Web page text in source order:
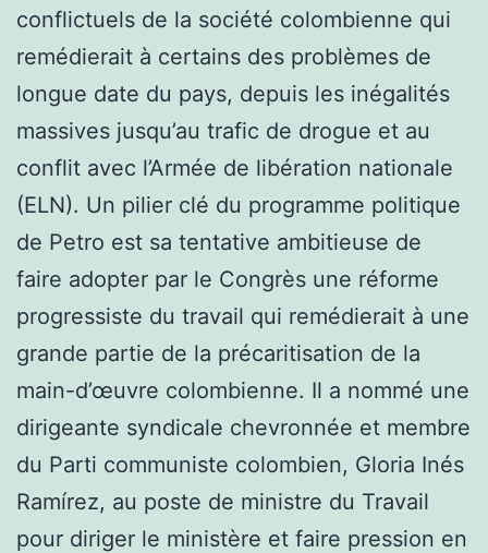
conflictuels de la société colombienne qui
remédierait à certains des problèmes de
longue date du pays, depuis les inégalités
massives jusqu’au trafic de drogue et au
conflit avec l’Armée de libération nationale
(ELN). Un pilier clé du programme politique
de Petro est sa tentative ambitieuse de
faire adopter par le Congrès une réforme
progressiste du travail qui remédierait à une
grande partie de la précaritisation de la
main-d’œuvre colombienne. Il a nommé une
dirigeante syndicale chevronnée et membre
du Parti communiste colombien, Gloria Inés
Ramírez, au poste de ministre du Travail
pour diriger le ministère et faire pression en